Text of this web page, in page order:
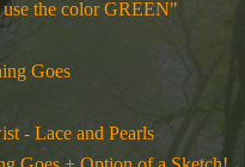
the color GREEN"
Goes
- Lace and Pearls